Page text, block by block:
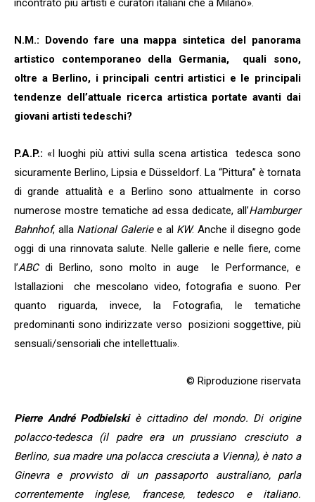
incontrato più artisti e curatori italiani che a Milano».
N.M.: Dovendo fare una mappa sintetica del panorama
artistico contemporaneo della Germania, quali sono,
oltre a Berlino, i principali centri artistici e le principali
tendenze dell’attuale ricerca artistica portate avanti dai
giovani artisti tedeschi?
P.A.P.: «I luoghi più attivi sulla scena artistica tedesca sono
sicuramente Berlino, Lipsia e Düsseldorf. La “Pittura” è tornata
di grande attualità e a Berlino sono attualmente in corso
numerose mostre tematiche ad essa dedicate, all’Hamburger
Bahnhof, alla National Galeriee al KW. Anche il disegno gode
oggi di una rinnovata salute. Nelle gallerie e nelle fiere, come
l’ABCdi Berlino, sono molto in auge le Performance, e
Istallazioni che mescolano video, fotografia e suono. Per
quanto riguarda, invece, la Fotografia, le tematiche
predominanti sono indirizzate verso posizioni soggettive, più
sensuali/sensoriali che intellettuali».
© Riproduzione riservata
Pierre André Podbielskiè cittadino del mondo. Di origine
polacco-tedesca (il padre era un prussiano cresciuto a
Berlino, sua madre una polacca cresciuta a Vienna), è nato a
Ginevra e provvisto di un passaporto australiano, parla
correntemente inglese, francese, tedesco e italiano.